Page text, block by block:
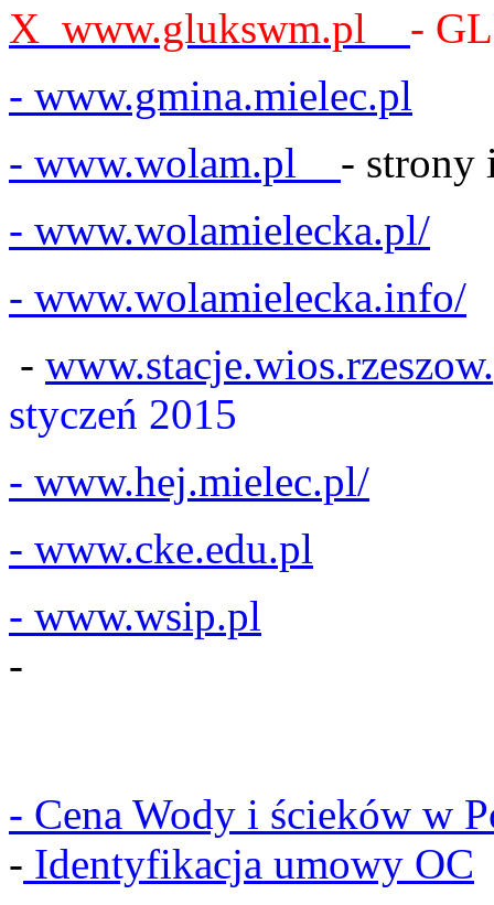
X www.glukswm.pl -
- www.gmina.mielec.pl
- www.wolam.pl - strony
- www.wolamielecka.pl/
- www.wolamielecka.info/
-
styczeń 2015
- www.hej.mielec.pl/
- www.cke.edu.pl
- www.wsip.pl
-
- Cena Wody i ścieków w
- Identyfikacja umowy OC